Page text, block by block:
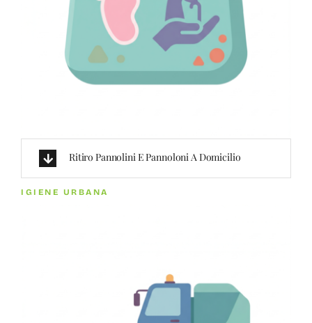
Ritiro Pannolini E Pannoloni A Domicilio
IGIENE URBANA